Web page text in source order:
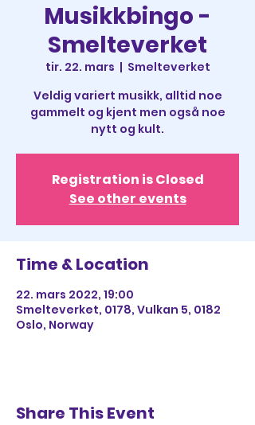
Musikkbingo -
Smelteverket
tir. 22. mars
  |
Smelteverket
Veldig variert musikk, alltid noe
gammelt og kjent men også noe
nytt og kult.
Registration is Closed
See other events
Time & Location
22. mars 2022, 19:00
Smelteverket, 0178, Vulkan 5, 0182
Oslo, Norway
Share This Event